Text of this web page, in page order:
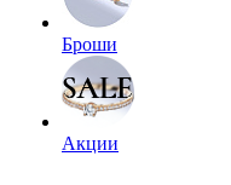
Броши
Акции